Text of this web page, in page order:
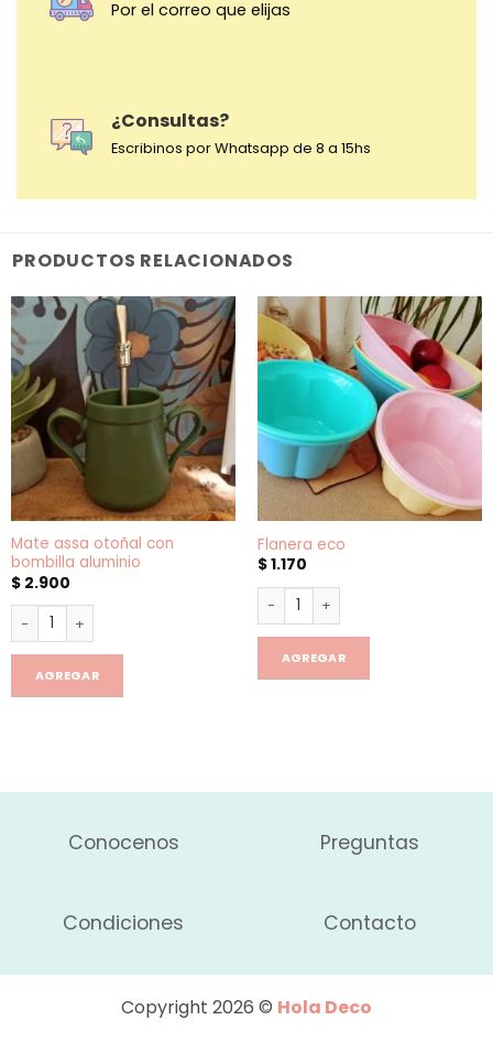
Por el correo que elijas
¿Consultas?
Escribinos por Whatsapp de 8 a 15hs
PRODUCTOS RELACIONADOS
Mate assa otoñal con
bombilla aluminio
$2.900
Mate assa otoñal con bombilla aluminio cantidad
AGREGAR
Flanera eco
$1.170
Flanera eco cantidad
AGREGAR
Conocenos Preguntas
Condiciones Contacto
Copyright 2026 © Hola Deco